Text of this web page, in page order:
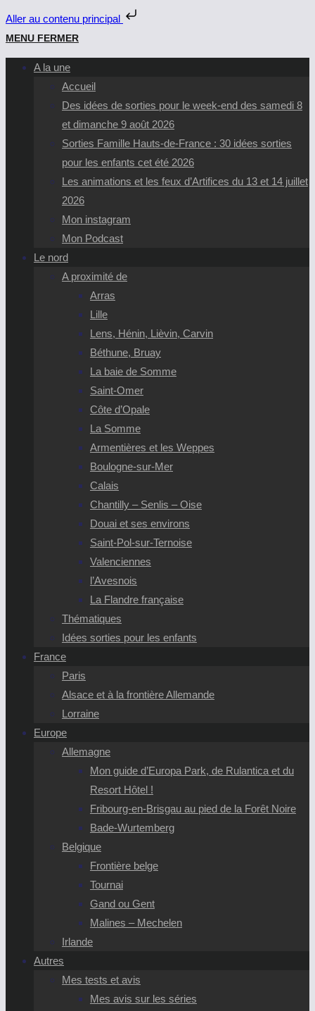
Aller au contenu principal
Skip
to
content
MENU FERMER
A la une
Accueil
Des idées de sorties pour le week-end des samedi 8
et dimanche 9 août 2026
Sorties Famille Hauts-de-France : 30 idées sorties
pour les enfants cet été 2026
Les animations et les feux d’Artifices du 13 et 14 juillet
2026
Mon instagram
Mon Podcast
Le nord
A proximité de
Arras
Lille
Lens, Hénin, Lièvin, Carvin
Béthune, Bruay
La baie de Somme
Saint-Omer
Côte d’Opale
La Somme
Armentières et les Weppes
Boulogne-sur-Mer
Calais
Chantilly – Senlis – Oise
Douai et ses environs
Saint-Pol-sur-Ternoise
Valenciennes
l’Avesnois
La Flandre française
Thématiques
Idées sorties pour les enfants
France
Paris
Alsace et à la frontière Allemande
Lorraine
Europe
Allemagne
Mon guide d’Europa Park, de Rulantica et du
Resort Hôtel !
Fribourg-en-Brisgau au pied de la Forêt Noire
Bade-Wurtemberg
Belgique
Frontière belge
Tournai
Gand ou Gent
Malines – Mechelen
Irlande
Autres
Mes tests et avis
Mes avis sur les séries